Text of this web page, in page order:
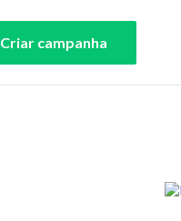
Criar campanha